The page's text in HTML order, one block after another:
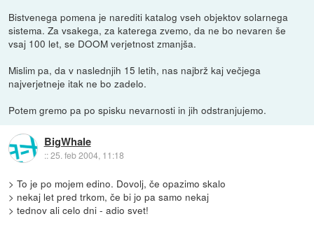
Bistvenega pomena je narediti katalog vseh objektov solarnega
sistema. Za vsakega, za katerega zvemo, da ne bo nevaren še
vsaj 100 let, se DOOM verjetnost zmanjša.
Mislim pa, da v naslednjih 15 letih, nas najbrž kaj večjega
najverjetneje itak ne bo zadelo.
Potem gremo pa po spisku nevarnosti in jih odstranjujemo.
BigWhale
::25. feb 2004, 11:18
> To je po mojem edino. Dovolj, če opazimo skalo
> nekaj let pred trkom, če bi jo pa samo nekaj
> tednov ali celo dni - adio svet!